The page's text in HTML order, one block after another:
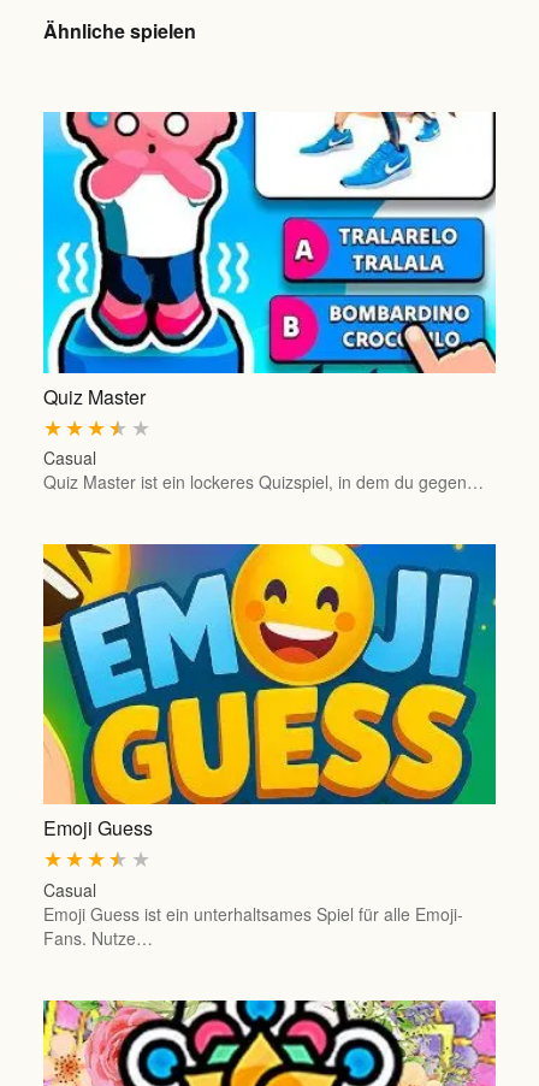
Ähnliche spielen
Quiz Master
★
★
★
★
★
Casual
Quiz Master ist ein lockeres Quizspiel, in dem du gegen…
Emoji Guess
★
★
★
★
★
Casual
Emoji Guess ist ein unterhaltsames Spiel für alle Emoji-
Fans. Nutze…